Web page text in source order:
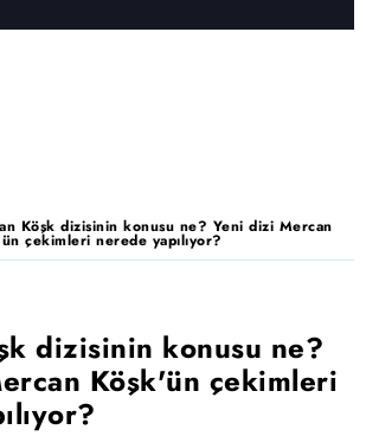
Köşk dizisinin konusu ne? Yeni dizi Mercan
çekimleri nerede yapılıyor?
dizisinin konusu ne?
Köşk'ün çekimleri